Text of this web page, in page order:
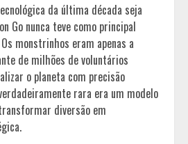
da última década seja
Go nunca teve como principal
monstrinhos eram apenas a
de milhões de voluntários
o planeta com precisão
rara era um modelo
diversão em